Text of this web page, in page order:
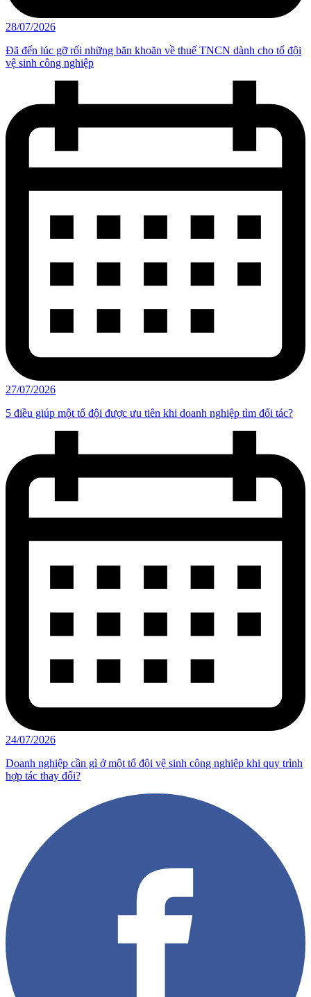
28/07/2026
Đã đến lúc gỡ rối những băn khoăn về thuế TNCN dành cho tổ đội
vệ sinh công nghiệp
27/07/2026
5 điều giúp một tổ đội được ưu tiên khi doanh nghiệp tìm đối tác?
24/07/2026
Doanh nghiệp cần gì ở một tổ đội vệ sinh công nghiệp khi quy trình
hợp tác thay đổi?